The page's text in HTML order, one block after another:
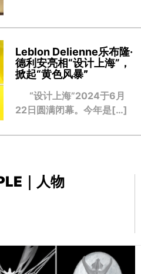
Leblon Delienne乐布隆·
德利安亮相“设计上海”，
掀起“黄色风暴”
“设计上海”2024于6月
22日圆满闭幕。今年是[…]
｜人物